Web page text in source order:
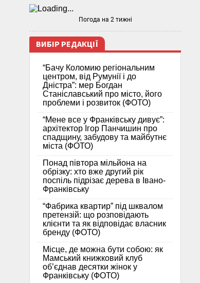
Погода на 2 тижні
ВИБІР РЕДАКЦІЇ
“Бачу Коломию регіональним
центром, від Румунії і до
Дністра”: мер Богдан
Станіславський про місто, його
проблеми і розвиток (ФОТО)
“Мене все у Франківську дивує”:
архітектор Ігор Панчишин про
спадщину, забудову та майбутнє
міста (ФОТО)
Понад півтора мільйона на
обрізку: хто вже другий рік
поспіль підрізає дерева в Івано-
Франківську
“Фабрика квартир” під шквалом
претензій: що розповідають
клієнти та як відповідає власник
бренду (ФОТО)
Місце, де можна бути собою: як
Мамський книжковий клуб
об’єднав десятки жінок у
Франківську (ФОТО)